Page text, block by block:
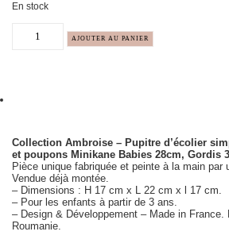
En stock
AJOUTER AU PANIER
Collection Ambroise – Pupitre d’écolier
et poupons Minikane Babies 28cm, Gordis
Pièce unique fabriquée et peinte à la main par
Vendue déjà montée.
– Dimensions : H 17 cm x L 22 cm x l 17 cm.
– Pour les enfants à partir de 3 ans.
– Design & Développement – Made in France.
Roumanie.